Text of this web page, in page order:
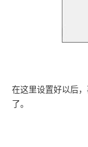
在这里设置好以后
了。